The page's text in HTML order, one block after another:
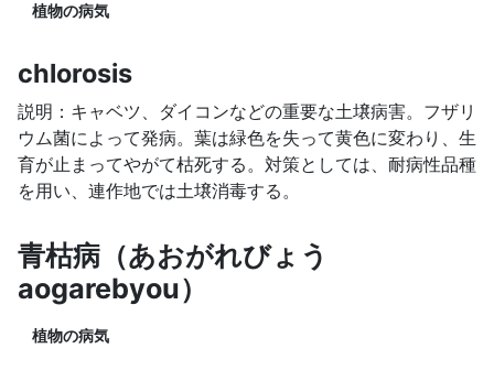
植物の病気
chlorosis
説明：キャベツ、ダイコンなどの重要な土壌病害。フザリ
ウム菌によって発病。葉は緑色を失って黄色に変わり、生
育が止まってやがて枯死する。対策としては、耐病性品種
を用い、連作地では土壌消毒する。
青枯病（あおがれびょう
aogarebyou）
植物の病気